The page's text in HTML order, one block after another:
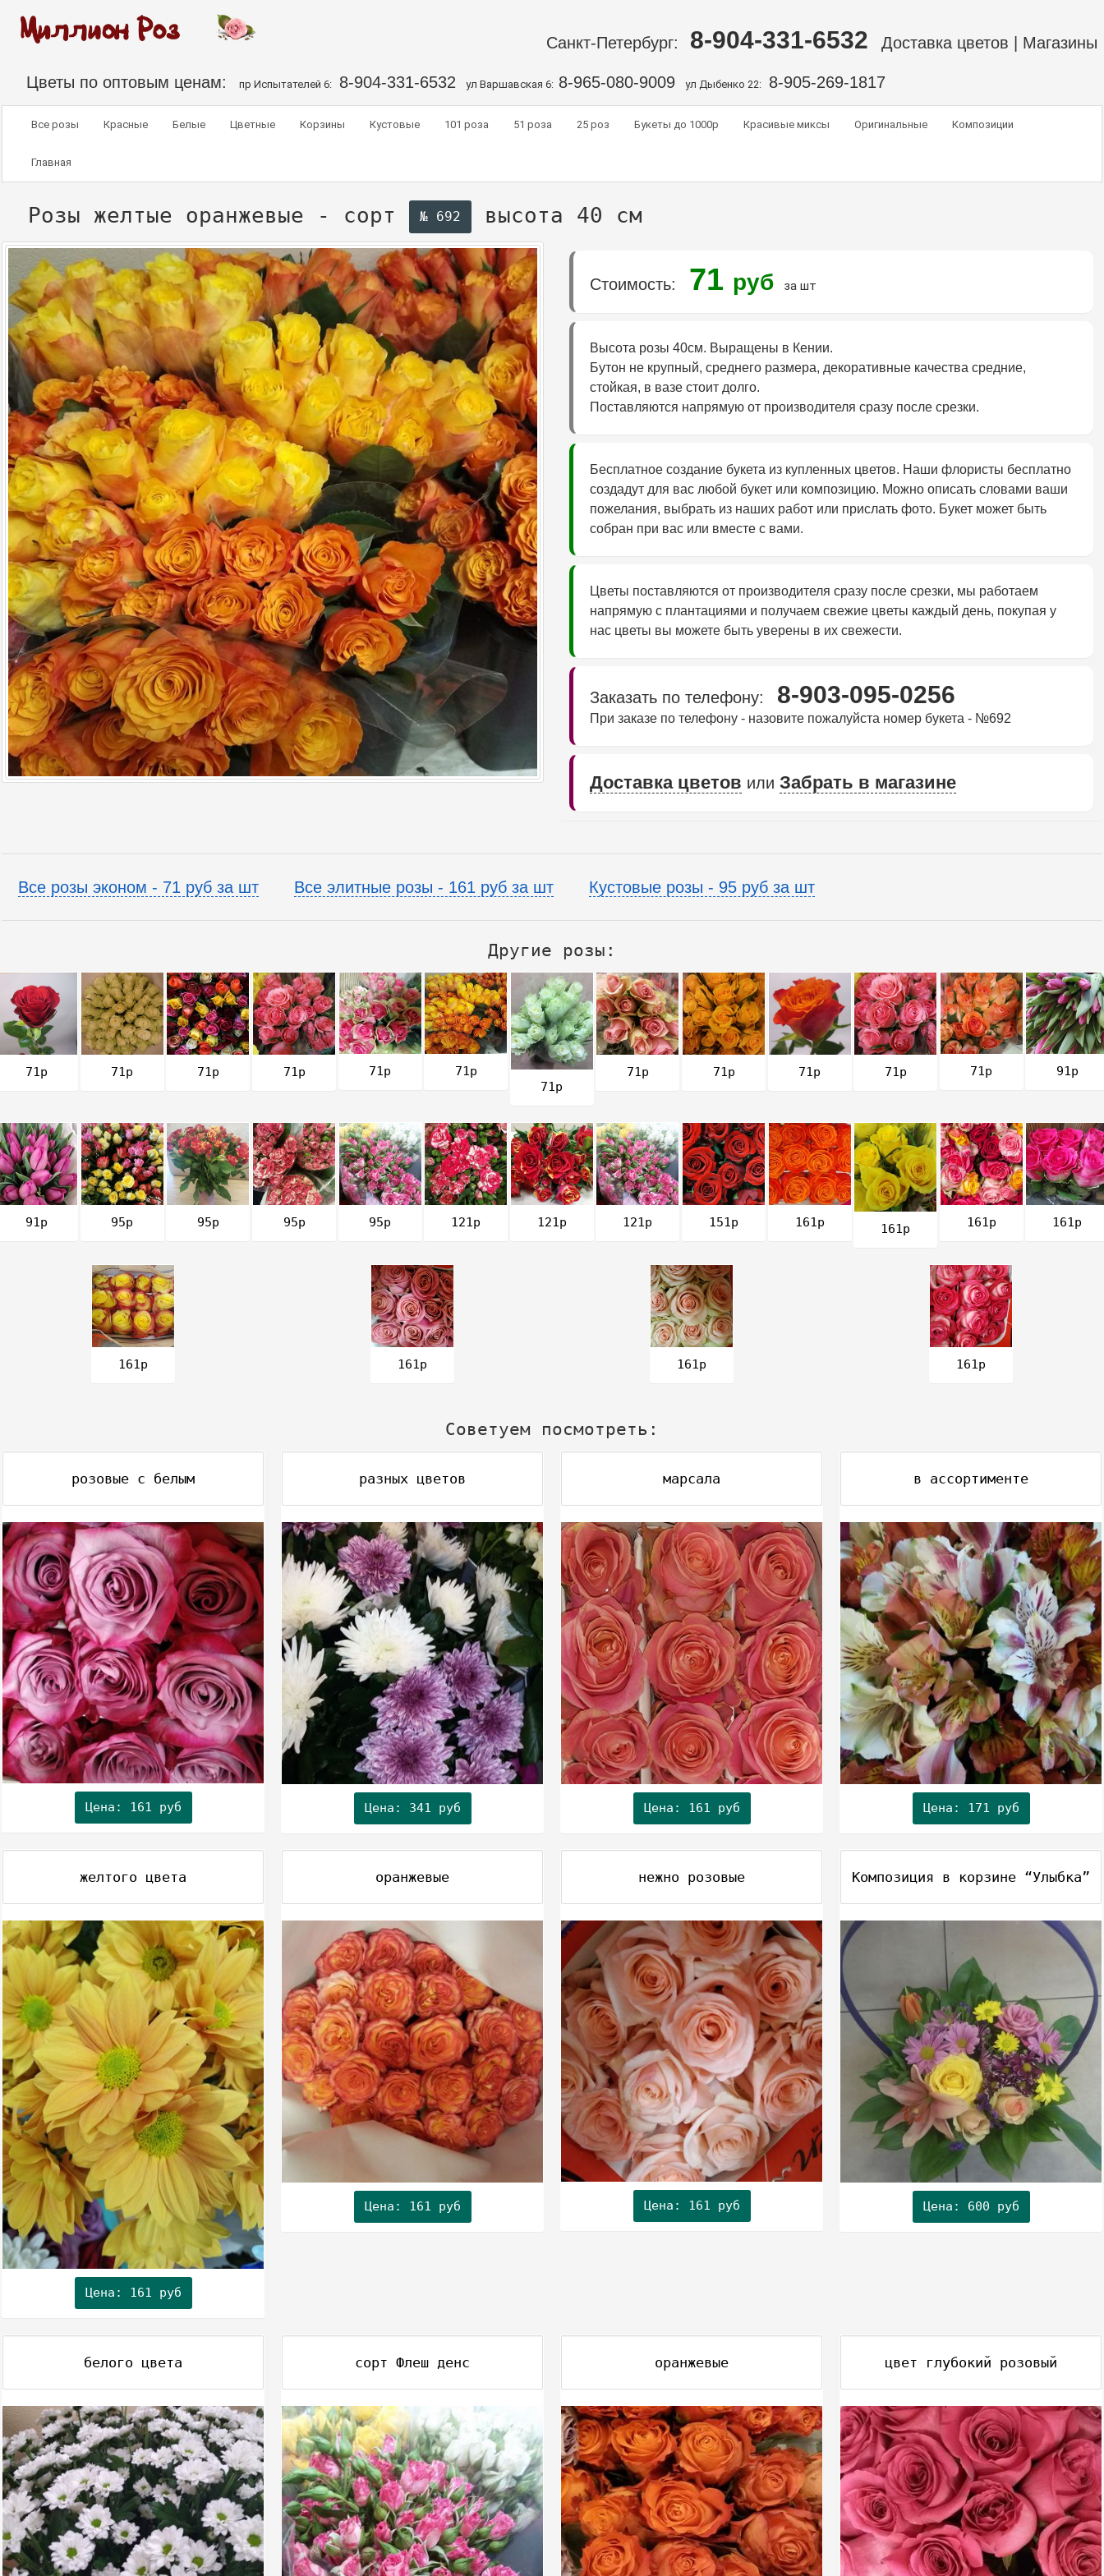
Санкт-Петербург: 8-904-331-6532 Доставка цветов Магазины
Цветы по оптовым ценам: пр Испытателей 6: 8-904-331-6532 ул Варшавская 6: 8-965-080-9009 ул Дыбенко 22: 8-905-269-1817
Все розы Красные Белые Цветные Корзины Кустовые 101 роза 51 роза 25 роз Букеты до 1000р Красивые миксы Оригинальные Композиции
Главная
Розы желтые оранжевые - сорт № 692 высота 40 см
Стоимость: 71 руб за шт
Высота розы 40см. Выращены в Кении.
Бутон не крупный, среднего размера, декоративные качества средние,
стойкая, в вазе стоит долго.
Поставляются напрямую от производителя сразу после срезки.
Бесплатное создание букета из купленных цветов. Наши флористы бесплатно
создадут для вас любой букет или композицию. Можно описать словами ваши
пожелания, выбрать из наших работ или прислать фото. Букет может быть
собран при вас или вместе с вами.
Цветы поставляются от производителя сразу после срезки, мы работаем
напрямую с плантациями и получаем свежие цветы каждый день, покупая у
нас цветы вы можете быть уверены в их свежести.
Заказать по телефону: 8-903-095-0256
При заказе по телефону - назовите пожалуйста номер букета - №692
Доставка цветов или Забрать в магазине
Все розы эконом - 71 руб за шт Все элитные розы - 161 руб за шт Кустовые розы - 95 руб за шт
Другие розы:
71р 71р 71р 71р 71р
71р
71р
71р 71р 71р 71р 71р 91р
91р 95р 95р 95р 95р 121р 121р 121р 151р 161р 161р 161р 161р
161р 161р 161р 161р
Советуем посмотреть:
розовые с белым
Цена: 161 руб
разных цветов
Цена: 341 руб
марсала
Цена: 161 руб
в ассортименте
Цена: 171 руб
желтого цвета
Цена: 161 руб
оранжевые
Цена: 161 руб
нежно розовые
Цена: 161 руб
Композиция в корзине “Улыбка”
Цена: 600 руб
белого цвета сорт Флеш денс оранжевые цвет глубокий розовый